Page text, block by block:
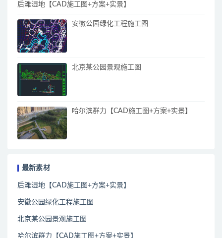
后滩湿地【CAD施工图+方案+实景】
安徽公园绿化工程施工图
北京某公园景观施工图
哈尔滨群力【CAD施工图+方案+实景】
最新素材
后滩湿地【CAD施工图+方案+实景】
安徽公园绿化工程施工图
北京某公园景观施工图
哈尔滨群力【CAD施工图+方案+实景】